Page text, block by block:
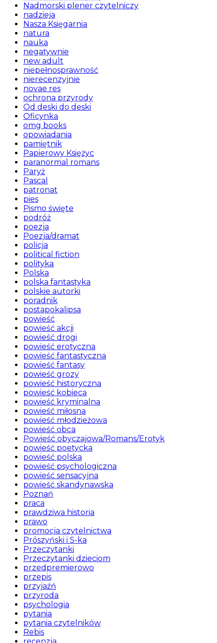
Nadmorski plener czytelniczy
nadzieja
Nasza Księgarnia
natura
nauka
negatywnie
new adult
niepełnosprawność
nierecenzyjnie
novae res
ochrona przyrody
Od deski do deski
Oficynka
omg books
opowiadania
pamiętnik
Papierowy Księżyc
paranormal romans
Paryż
Pascal
patronat
pies
Pismo święte
podróż
poezja
Poezja/dramat
policja
political fiction
polityka
Polska
polska fantastyka
polskie autorki
poradnik
postapokalipsa
powieść
powieść akcji
powieść drogi
powieść erotyczna
powieść fantastyczna
powieść fantasy
powieść grozy
powieść historyczna
powieść kobieca
powieść kryminalna
powieść miłosna
powieść młodzieżowa
powieść obca
Powieść obyczajowa/Romans/Erotyk
powieść poetycka
powieść polska
powieść psychologiczna
powieść sensacyjna
powieść skandynawska
Poznań
praca
prawdziwa historia
prawo
promocja czytelnictwa
Prószyński i S-ka
Przeczytanki
Przeczytanki dzieciom
przedpremierowo
przepis
przyjaźń
przyroda
psychologia
pytania
pytania czytelników
Rebis